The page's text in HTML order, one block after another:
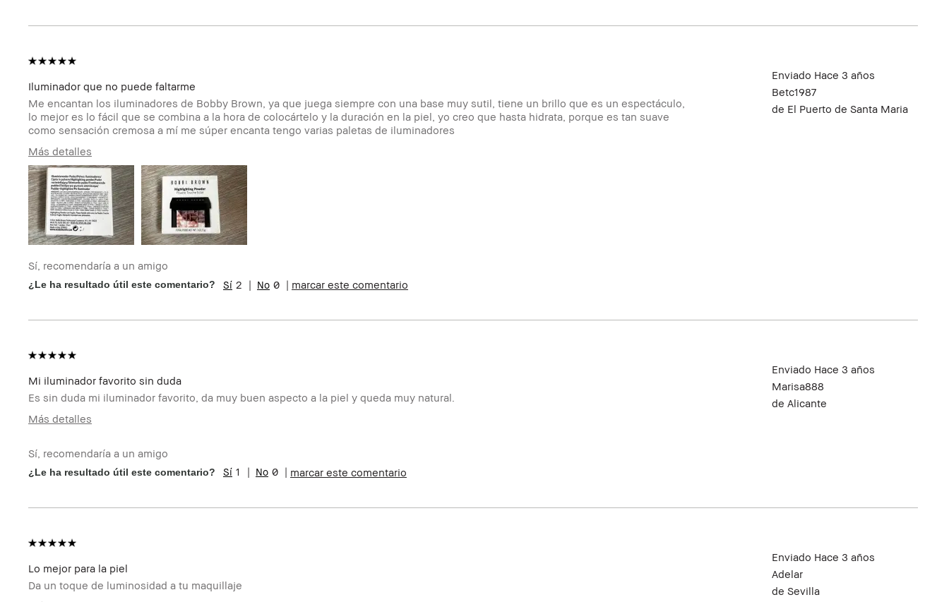
piel
Miembro del Bobbi
Iluminador que no puede faltarme
Enviado Hace 3 años
Betc1987
de El Puerto de Santa Maria
Me encantan los iluminadores de Bobby Brown, ya que juega siempre con una base muy sutil, tiene un brillo que es un espectáculo,
lo mejor es lo fácil que se combina a la hora de colocártelo y la duración en la piel, yo creo que hasta hidrata, porque es tan suave
como sensación cremosa a mí me súper encanta tengo varias paletas de iluminadores
Más detalles
Edad
35-44
Tipo de piel
Grasa
Tono de piel
Claro - Medio
Preocupaciones
de la piel
Hiperpigmentación, Manchas, Pecas
producto
Luminosidad Natural, Resultados Instantáneos
Miembro del
Bobbi Brown Club
Soy miembro del Bobbi Brown Club y puedo recibir puntos por esta reseña
Sí, recomendaría a un amigo
¿Le ha resultado útil este comentario? 2 0 marcar este comentario
Mi iluminador favorito sin duda
Enviado Hace 3 años
Marisa888
de Alicante
Es sin duda mi iluminador favorito, da muy buen aspecto a la piel y queda muy natural.
Más detalles
Tipo de piel
Preocupaciones de la
Envejecimiento, Manchas
Brown Club
Sí, recomendaría a un amigo
¿Le ha resultado útil este comentario? 1 0 marcar este comentario
Lo mejor para la piel
Enviado Hace 3 años
Adelar
de Sevilla
Da un toque de luminosidad a tu maquillaje